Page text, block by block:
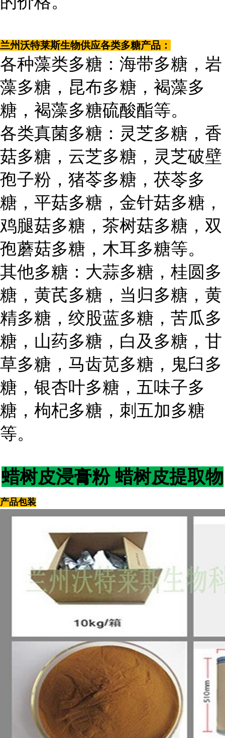
兰州沃特莱斯生物供应各类多糖产品：
各种藻类多糖：海带多糖，岩
藻多糖，昆布多糖，褐藻多
糖，褐藻多糖硫酸酯等。
各类真菌多糖：灵芝多糖，香
菇多糖，云芝多糖，灵芝破壁
孢子粉，猪苓多糖，茯苓多
糖，平菇多糖，金针菇多糖，
鸡腿菇多糖，茶树菇多糖，双
孢蘑菇多糖，木耳多糖等。
其他多糖：大蒜多糖，桂圆多
糖，黄芪多糖，当归多糖，黄
精多糖，绞股蓝多糖，苦瓜多
糖，山药多糖，白及多糖，甘
草多糖，马齿苋多糖，鬼臼多
糖，银杏叶多糖，五味子多
糖，枸杞多糖，刺五加多糖
等。
蜡树皮浸膏粉 蜡树皮提取物
产品包装